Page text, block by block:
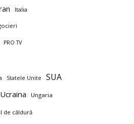
Italia
PRO TV
Statele Unite SUA
Ucraina Ungaria
de căldură